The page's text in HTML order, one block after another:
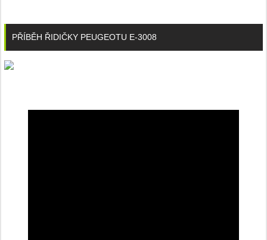
PŘÍBĚH ŘIDIČKY PEUGEOTU E-3008